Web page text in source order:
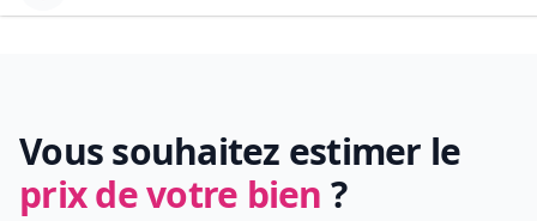
Vous souhaitez estimer le
prix de votre bien ?